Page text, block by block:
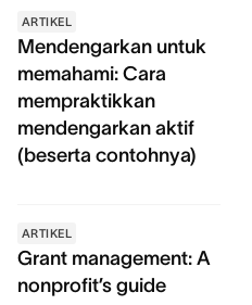
ARTIKEL
Mendengarkan untuk
memahami: Cara
mempraktikkan
mendengarkan aktif
(beserta contohnya)
ARTIKEL
Grant management: A
nonprofit’s guide